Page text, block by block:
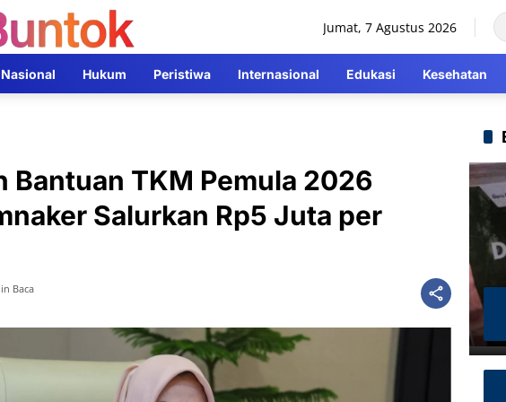
Jumat, 7 Agustus 2026
Nasional Hukum Peristiwa Internasional Edukasi Kesehatan
Bantuan TKM Pemula 2026
Salurkan Rp5 Juta per
Baca